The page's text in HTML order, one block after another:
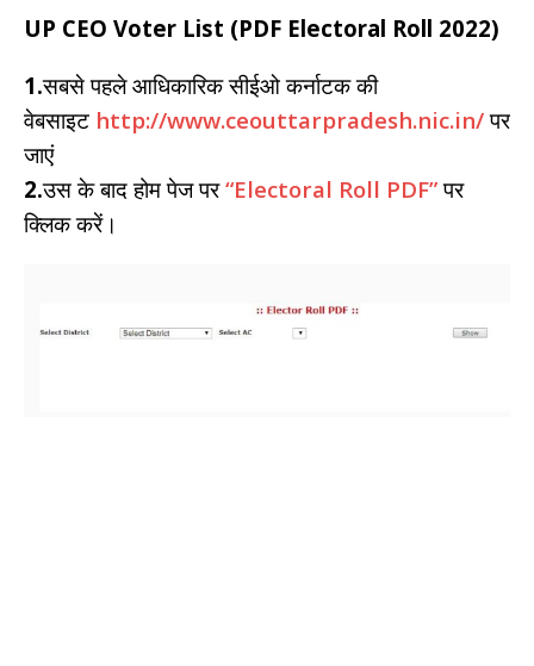
UP CEO Voter List (PDF Electoral Roll 2022)
1.सबसे पहले आधिकारिक सीईओ कर्नाटक की
वेबसाइट http://www.ceouttarpradesh.nic.in/पर
जाएं
2.उस के बाद होम पेज पर“Electoral Roll PDF”पर
क्लिक करें।